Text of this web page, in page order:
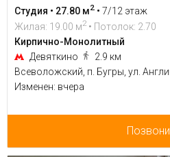
Студия • 27.80 м2 • 7/12 этаж
Жилая: 19.00 м2 • Потолок: 2.70
Кирпично-Монолитный
Девяткино
2.9 км
Всеволожский, п. Бугры, ул.
Изменен: вчера